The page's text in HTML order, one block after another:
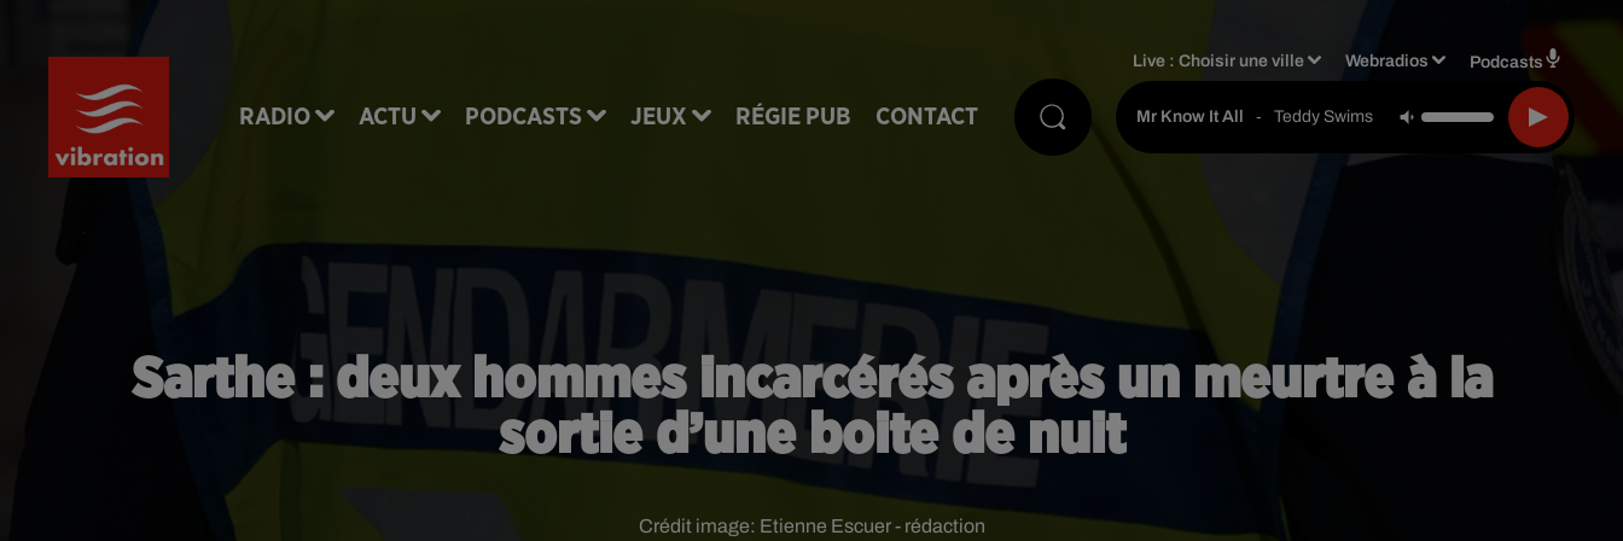
RADIO ACTU PODCASTS JEUX RÉGIE PUB CONTACT
Live :Choisir une ville Webradios Podcasts
Mr Know It All - Teddy Swims
Sarthe : deux hommes incarcérés après un meurtre à la
sortie d’une boite de nuit
Crédit image: Etienne Escuer - rédaction